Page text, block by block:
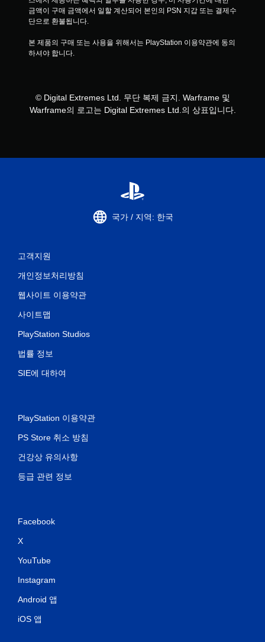
금액이 구매 금액에서 일할 계산되어 본인의 PSN 지갑 또는 결제수
단으로 환불됩니다.
본 제품의 구매 또는 사용을 위해서는 PlayStation 이용약관에 동의
하셔야 합니다.
© Digital Extremes Ltd. 무단 복제 금지. Warframe 및
Warframe의 로고는 Digital Extremes Ltd.의 상표입니다.
국가 / 지역: 한국
고객지원
개인정보처리방침
웹사이트 이용약관
사이트맵
PlayStation Studios
법률 정보
SIE에 대하여
PlayStation 이용약관
PS Store 취소 방침
건강상 유의사항
등급 관련 정보
Facebook
X
YouTube
Instagram
Android 앱
iOS 앱